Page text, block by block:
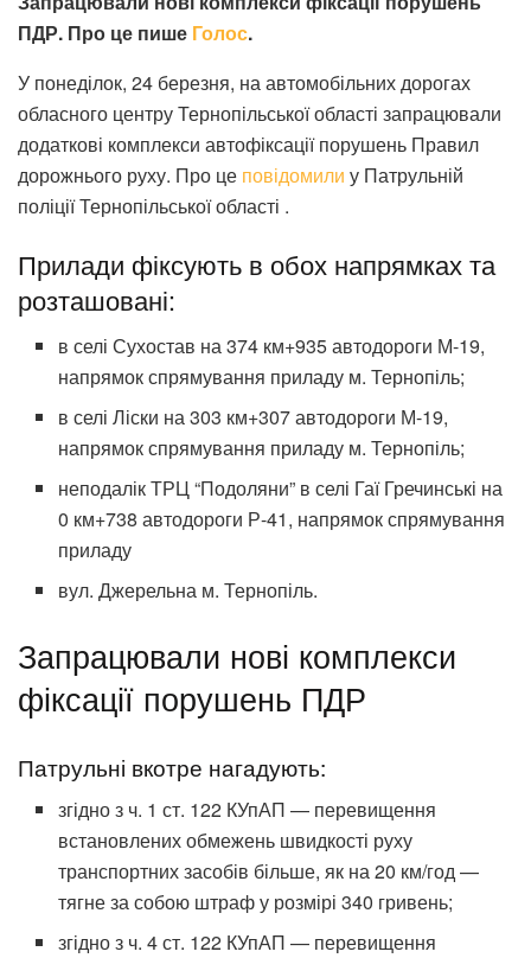
ПДР. Про це пише Голос.
У понеділок, 24 березня, на автомобільних дорогах
обласного центру Тернопільської області запрацювали
додаткові комплекси автофіксації порушень Правил
дорожнього руху. Про це повідомили у Патрульній
поліції Тернопільської області .
Прилади фіксують в обох напрямках та
розташовані:
в селі Сухостав на 374 км+935 автодороги М-19,
напрямок спрямування приладу м. Тернопіль;
в селі Ліски на 303 км+307 автодороги М-19,
напрямок спрямування приладу м. Тернопіль;
неподалік ТРЦ “Подоляни” в селі Гаї Гречинські на
0 км+738 автодороги Р-41, напрямок спрямування
приладу
вул. Джерельна м. Тернопіль.
Запрацювали нові комплекси
фіксації порушень ПДР
Патрульні вкотре нагадують:
згідно з ч. 1 ст. 122 КУпАП — перевищення
встановлених обмежень швидкості руху
транспортних засобів більше, як на 20 км/год —
тягне за собою штраф у розмірі 340 гривень;
згідно з ч. 4 ст. 122 КУпАП — перевищення